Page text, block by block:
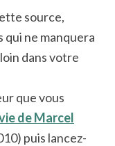
source,
qui ne manquera
dans votre
que vous
de Marcel
puis lancez-